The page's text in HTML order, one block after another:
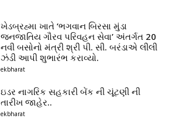
ખેડબ્રહ્મા ખાતે ‘ભગવાન બિરસા મુંડા
જનજાતિય ગૌરવ પરિવહન સેવા’ અંતર્ગત 20
નવી બસોનો મંત્રી શ્રી પી. સી. બરંડાએ લીલી
ઝંડી આપી શુભારંભ કરાવ્યો.
ekbharat
ઇડર નાગરિક સહકારી બેંક ની ચૂંટણી ની
તારીખ જાહેર..
ekbharat